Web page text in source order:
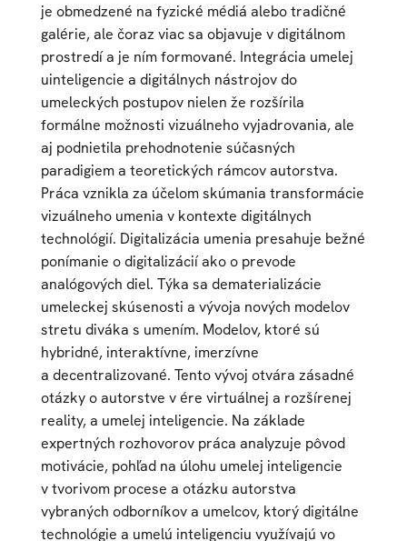
je obmedzené na fyzické médiá alebo tradičné
galérie, ale čoraz viac sa objavuje v digitálnom
prostredí a je ním formované. Integrácia umelej
uinteligencie a digitálnych nástrojov do
umeleckých postupov nielen že rozšírila
formálne možnosti vizuálneho vyjadrovania, ale
aj podnietila prehodnotenie súčasných
paradigiem a teoretických rámcov autorstva.
Práca vznikla za účelom skúmania transformácie
vizuálneho umenia v kontexte digitálnych
technológií. Digitalizácia umenia presahuje bežné
ponímanie o digitalizácií ako o prevode
analógových diel. Týka sa dematerializácie
umeleckej skúsenosti a vývoja nových modelov
stretu diváka s umením. Modelov, ktoré sú
hybridné, interaktívne, imerzívne
a decentralizované. Tento vývoj otvára zásadné
otázky o autorstve v ére virtuálnej a rozšírenej
reality, a umelej inteligencie. Na základe
expertných rozhovorov práca analyzuje pôvod
motivácie, pohľad na úlohu umelej inteligencie
v tvorivom procese a otázku autorstva
vybraných odborníkov a umelcov, ktorý digitálne
technológie a umelú inteligenciu využívajú vo